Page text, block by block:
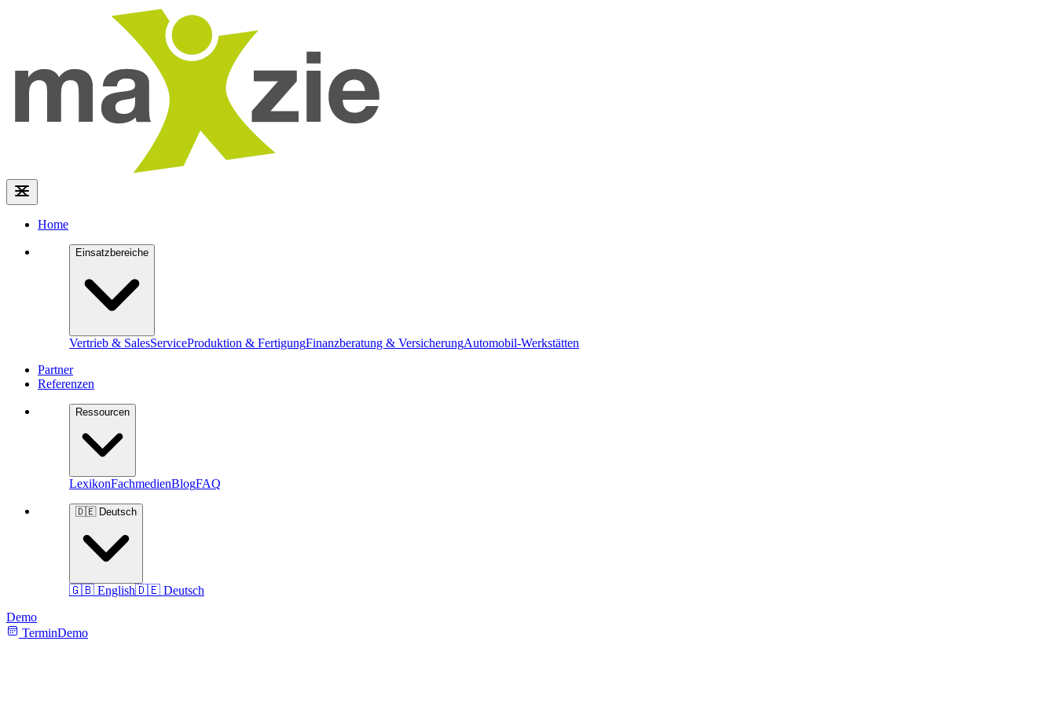
Home
Einsatzbereiche
Vertrieb & SalesServiceProduktion & FertigungFinanzberatung & VersicherungAutomobil-Werkstätten
Partner
Referenzen
Ressourcen
LexikonFachmedienBlogFAQ
🇩🇪 Deutsch
🇬🇧 English🇩🇪 Deutsch
Demo
TerminDemo